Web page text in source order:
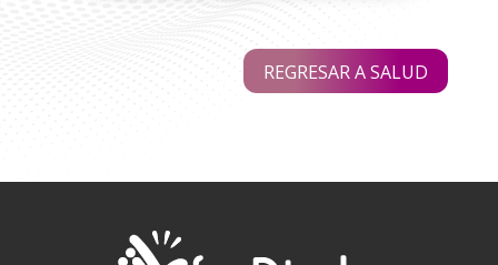
REGRESAR A SALUD